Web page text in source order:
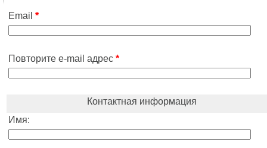
Email *
Повторите e-mail адрес *
Контактная информация
Имя: